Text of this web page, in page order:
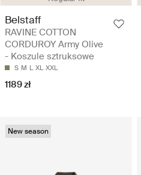
Belstaff
RAVINE COTTON
CORDUROY Army Olive
- Koszule sztruksowe
S M L XL XXL
1189 zł
New season